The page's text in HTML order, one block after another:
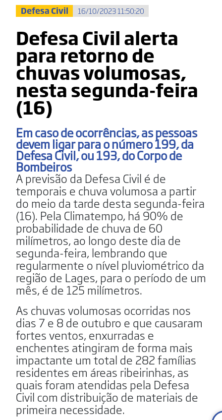
Defesa Civil 16/10/2023 11:50:20
Defesa Civil alerta
para retorno de
chuvas volumosas,
nesta segunda-feira
(16)
Em caso de ocorrências, as pessoas
devem ligar para o número 199, da
Defesa Civil, ou 193, do Corpo de
Bombeiros
A previsão da Defesa Civil é de
temporais e chuva volumosa a partir
do meio da tarde desta segunda-feira
(16). Pela Climatempo, há 90% de
probabilidade de chuva de 60
milímetros, ao longo deste dia de
segunda-feira, lembrando que
regularmente o nível pluviométrico da
região de Lages, para o período de um
mês, é de 125 milímetros.
As chuvas volumosas ocorridas nos
dias 7 e 8 de outubro e que causaram
fortes ventos, enxurradas e
enchentes atingiram de forma mais
impactante um total de 282 famílias
residentes em áreas ribeirinhas, as
quais foram atendidas pela Defesa
Civil com distribuição de materiais de
primeira necessidade.